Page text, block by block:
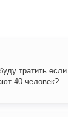
тратить
40 человек?